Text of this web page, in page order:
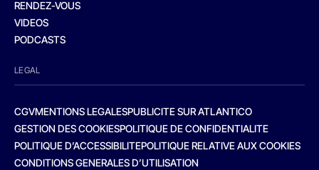
RENDEZ-VOUS
VIDEOS
PODCASTS
LEGAL
CGVMENTIONS LEGALESPUBLICITE SUR ATLANTICO
GESTION DES COOKIESPOLITIQUE DE CONFIDENTIALITE
POLITIQUE D’ACCESSIBILITEPOLITIQUE RELATIVE AUX COOKIES
CONDITIONS GENERALES D’UTILISATION